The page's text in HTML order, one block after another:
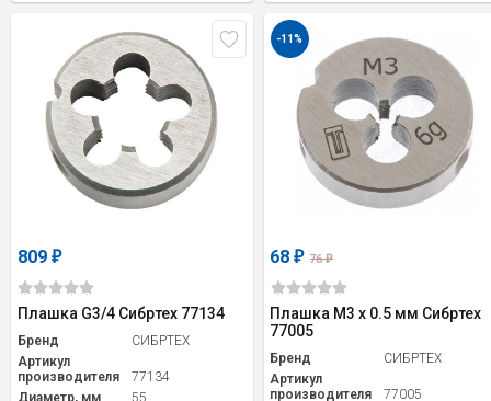
809 ₽
Плашка G3/4 Сибртех 77134
Бренд
СИБРТЕХ
Артикул
производителя
77134
-11%
68₽ 76₽
Плашка М3 х 0.5 мм Сибртех
77005
Бренд
СИБРТЕХ
Артикул
производителя
77005